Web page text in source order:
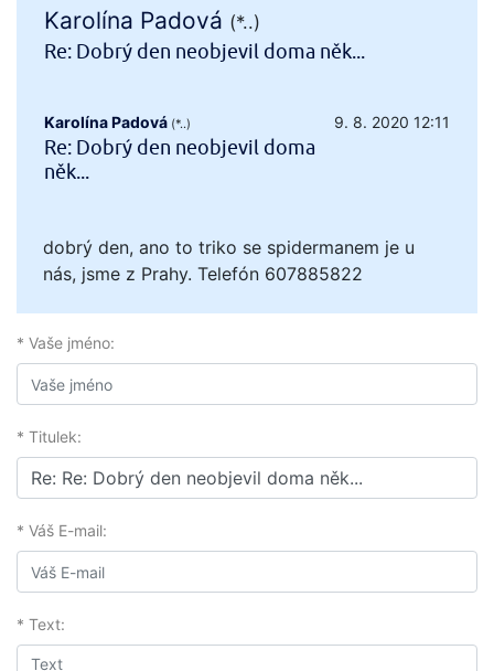
Karolína Padová (*..)
Re: Dobrý den neobjevil doma něk...
Karolína Padová (*..) 9. 8. 2020 12:11
Re: Dobrý den neobjevil doma
něk...
dobrý den, ano to triko se spidermanem je u
nás, jsme z Prahy. Telefón 607885822
* Vaše jméno:
* Titulek:
* Váš E-mail:
* Text: